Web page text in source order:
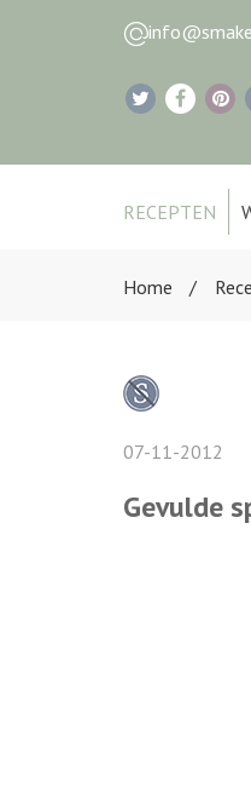
RECEPTEN
Home
07-11-2012
Gevulde